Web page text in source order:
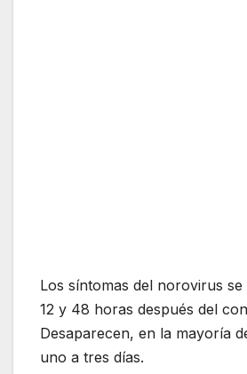
Los síntomas del norovirus
12 y 48 horas después del
Desaparecen, en la mayoría
uno a tres días.